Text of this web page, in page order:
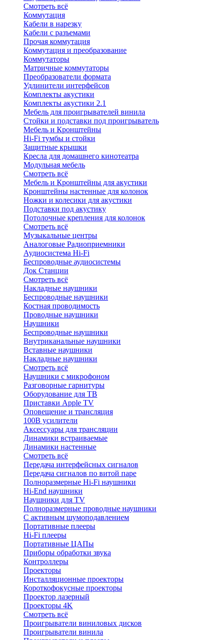
Смотреть всё
Коммутация
Кабели в нарезку
Кабели с разъемами
Прочая коммутация
Коммутация и преобразование
Коммутаторы
Матричные коммутаторы
Преобразователи формата
Удлинители интерфейсов
Комплекты акустики
Комплекты акустики 2.1
Мебель для проигрывателей винила
Стойки и подставки под проигрыватель
Мебель и Кронштейны
Hi-Fi тумбы и стойки
Защитные крышки
Кресла для домашнего кинотеатра
Модульная мебель
Смотреть всё
Мебель и Кронштейны для акустики
Кронштейны настенные для колонок
Ножки и колесики для акустики
Подставки под акустику
Потолочные крепления для колонок
Смотреть всё
Музыкальные центры
Аналоговые Радиоприемники
Аудиосистема Hi-Fi
Беспроводные аудиосистемы
Док Станции
Смотреть всё
Накладные наушники
Беспроводные наушники
Костная проводимость
Проводные наушники
Наушники
Беспроводные наушники
Внутриканальные наушники
Вставные наушники
Накладные наушники
Смотреть всё
Наушники с микрофоном
Разговорные гарнитуры
Оборудование для ТВ
Приставки Apple TV
Оповещение и трансляция
100В усилители
Аксессуары для трансляции
Динамики встраиваемые
Динамики настенные
Смотреть всё
Передача интерфейсных сигналов
Передача сигналов по витой паре
Полноразмерные Hi-Fi наушники
Hi-End наушники
Наушники для TV
Полноразмерные проводные наушники
С активным шумоподавлением
Портативные плееры
Hi-Fi плееры
Портативные ЦАПы
Приборы обработки звука
Контроллеры
Проекторы
Инсталляционные проекторы
Короткофокусные проекторы
Проектор лазерный
Проекторы 4K
Смотреть всё
Проигрыватели виниловых дисков
Проигрыватели винила